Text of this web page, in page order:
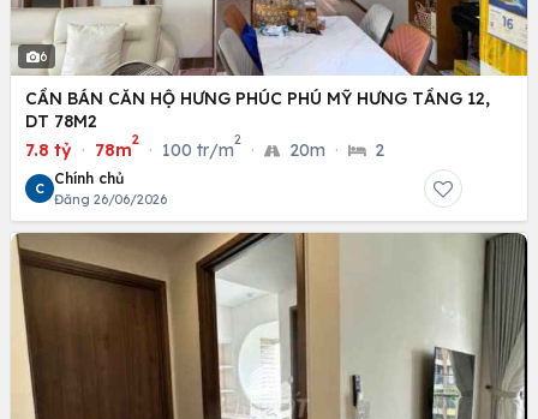
6
CẦN BÁN CĂN HỘ HƯNG PHÚC PHÚ MỸ HƯNG TẦNG 12,
DT 78M2
7.8 tỷ · 78m
2
· 100 tr/m
2
· 20m · 2
C
Chính chủ
Đăng 26/06/2026